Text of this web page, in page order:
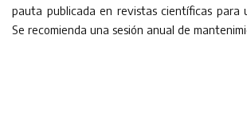
pauta publicada en revistas científicas para
Se recomienda una sesión anual de